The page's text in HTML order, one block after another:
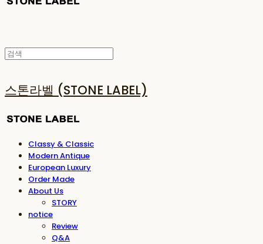
스톤라벨 (STONE LABEL)
Classy & Classic
Modern Antique
European Luxury
Order Made
About Us
STORY
notice
Review
Q&A